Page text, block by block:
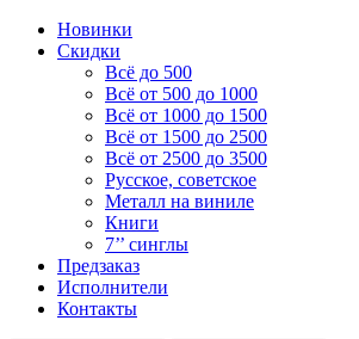
Новинки
Скидки
Всё до 500
Всё от 500 до 1000
Всё от 1000 до 1500
Всё от 1500 до 2500
Всё от 2500 до 3500
Русское, советское
Металл на виниле
Книги
7’’ синглы
Предзаказ
Исполнители
Контакты